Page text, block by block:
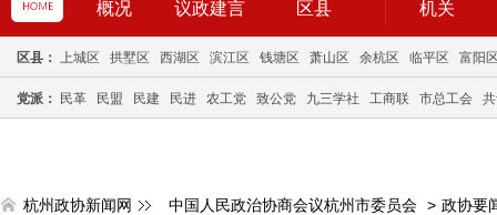
概况
议政建言 区县
机关
区县： 上城区 拱墅区 西湖区 滨江区 钱塘区 萧山区 余杭区 临平区 富阳
党派： 民革 民盟 民建 民进 农工党 致公党 九三学社 工商联 市总工会
杭州政协新闻网 中国人民政治协商会议杭州市委员会 > 政协要